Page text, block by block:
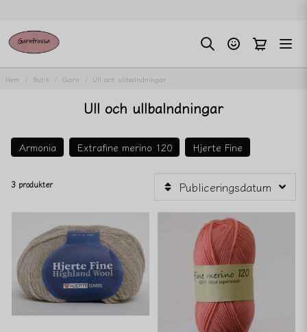
Hem Butik Garn Ull och ullbalndningar
Ull och ullbalndningar
Armonia Extrafine merino 120 Hjerte Fine
3 produkter Publiceringsdatum